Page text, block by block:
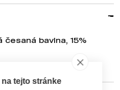
česaná bavlna, 15%
tejto stránke